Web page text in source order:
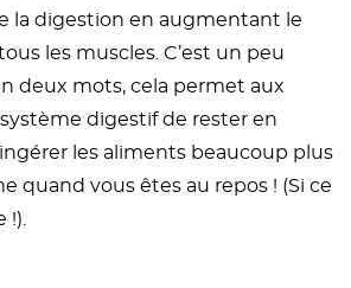
la digestion en augmentant le
les muscles. C’est un peu
deux mots, cela permet aux
digestif de rester en
les aliments beaucoup plus
quand vous êtes au repos ! (Si ce
!).